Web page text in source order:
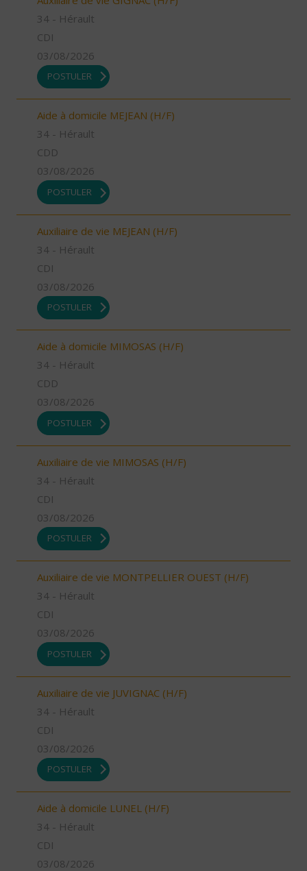
34 - Hérault
CDI
03/08/2026
POSTULER
Aide à domicile MEJEAN (H/F)
34 - Hérault
CDD
03/08/2026
POSTULER
Auxiliaire de vie MEJEAN (H/F)
34 - Hérault
CDI
03/08/2026
POSTULER
Aide à domicile MIMOSAS (H/F)
34 - Hérault
CDD
03/08/2026
POSTULER
Auxiliaire de vie MIMOSAS (H/F)
34 - Hérault
CDI
03/08/2026
POSTULER
Auxiliaire de vie MONTPELLIER OUEST (H/F)
34 - Hérault
CDI
03/08/2026
POSTULER
Auxiliaire de vie JUVIGNAC (H/F)
34 - Hérault
CDI
03/08/2026
POSTULER
Aide à domicile LUNEL (H/F)
34 - Hérault
CDI
03/08/2026